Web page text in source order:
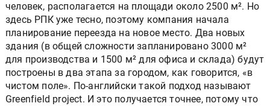
человек, располагается на площади около 2500 м². Но
здесь РПК уже тесно, поэтому компания начала
планирование переезда на новое место. Два новых
здания (в общей сложности запланировано 3000 м²
для производства и 1500 м² для офиса и склада) будут
построены в два этапа за городом, как говорится, «в
чистом поле». По-английски такой подход называют
Greenfield project. И это получается точнее, потому что